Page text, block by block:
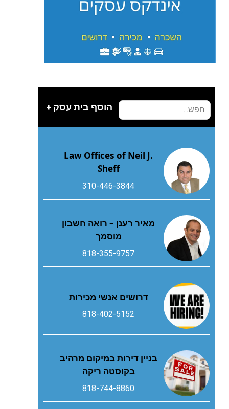
הוסף בית עסק +
Law Offices of Neil J.
Sheff
310-446-3844
מאיר רענן – רואה חשבון
מוסמך
818-355-9757
דרושים אנשי מכירות
818-402-5152
בניין דירות במיקום מרהיב
בקוסטה ריקה
818-744-8860